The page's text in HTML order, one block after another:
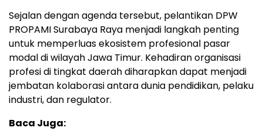
Sejalan dengan agenda tersebut, pelantikan DPW
PROPAMI Surabaya Raya menjadi langkah penting
untuk memperluas ekosistem profesional pasar
modal di wilayah Jawa Timur. Kehadiran organisasi
profesi di tingkat daerah diharapkan dapat menjadi
jembatan kolaborasi antara dunia pendidikan, pelaku
industri, dan regulator.
Baca Juga: